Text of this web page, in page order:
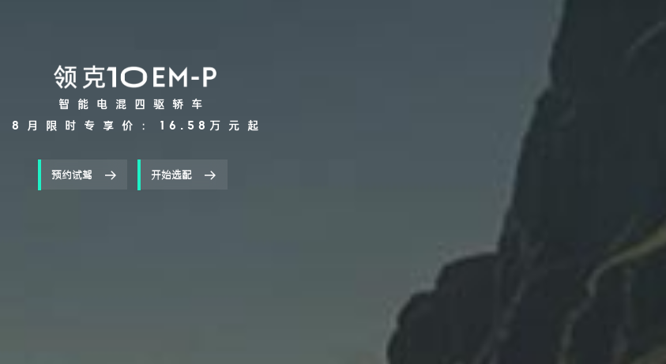
智能电混四驱轿车
8月限时专享价： 16.58 万元起
预约试驾 开始选配